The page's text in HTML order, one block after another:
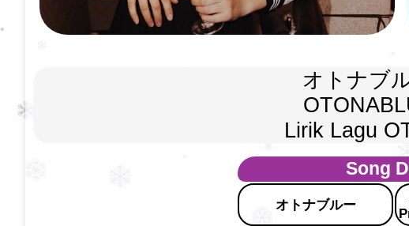
オトナブ
Lirik Lagu
Song
オトナブルー